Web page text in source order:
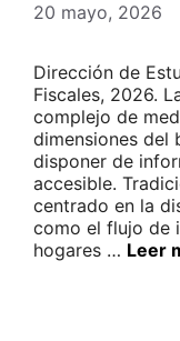
20 mayo, 2026
Dirección de
Fiscales, 2026.
complejo de
dimensiones del
disponer de
accesible.
centrado en la
como el flujo de
hogares … Leer